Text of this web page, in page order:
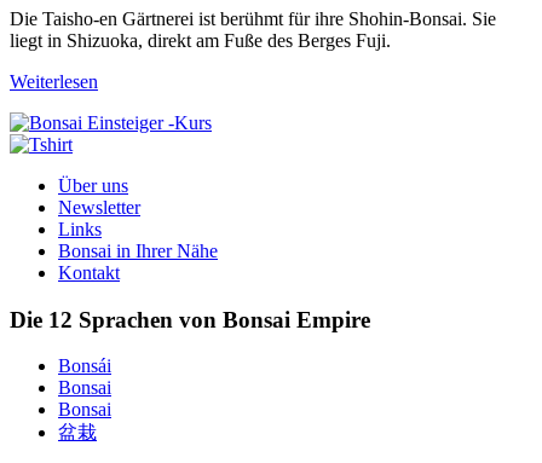
Die Taisho-en Gärtnerei ist berühmt für ihre Shohin-Bonsai. Sie
liegt in Shizuoka, direkt am Fuße des Berges Fuji.
Weiterlesen
Über uns
Newsletter
Links
Bonsai in Ihrer Nähe
Kontakt
Die 12 Sprachen von Bonsai Empire
Bonsái
Bonsai
Bonsai
盆栽